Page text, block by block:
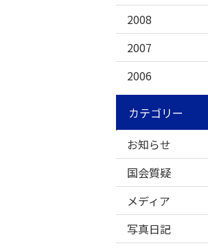
2008
2007
2006
カテゴリー
お知らせ
国会質疑
メディア
写真日記